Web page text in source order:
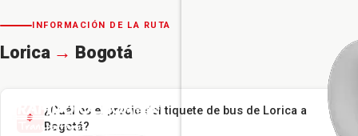
INFORMACIÓN DE LA RUTA
Lorica → Bogotá
¿Cuál es el precio del tiquete de bus de Lorica a
Bogotá?